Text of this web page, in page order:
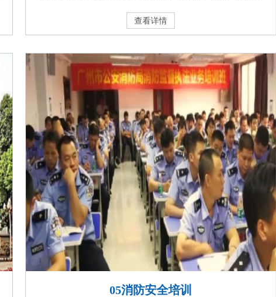
防安全评估导则（试行）》的规定，委托具备从业条件的消防
技术服务机构，依照广东省住建厅实施的《建筑消防安全评估
及其周围环境存在的各种火灾风险源，···
查看详情
05消防安全培训